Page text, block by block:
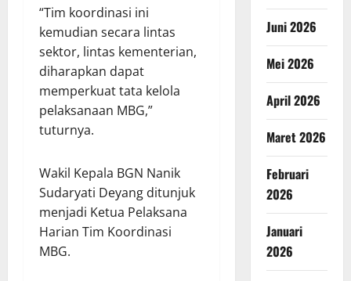
“Tim koordinasi ini
kemudian secara lintas
sektor, lintas kementerian,
diharapkan dapat
memperkuat tata kelola
pelaksanaan MBG,”
tuturnya.
Wakil Kepala BGN Nanik
Sudaryati Deyang ditunjuk
menjadi Ketua Pelaksana
Harian Tim Koordinasi
MBG.
Juni 2026
Mei 2026
April 2026
Maret 2026
Februari
2026
Januari
2026